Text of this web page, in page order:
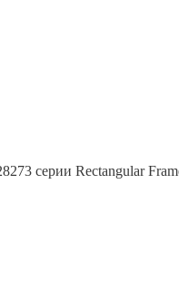
серии Rectangular